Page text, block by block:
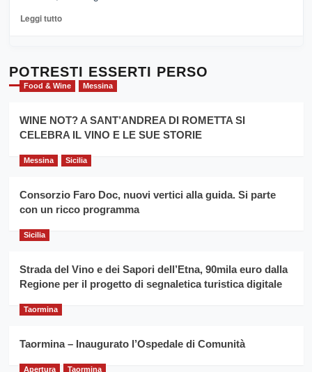
Sicilia
l’
evento
per
la
filiera
grano
Leggi tuttoLeggi
Cronoscalata
Giarre
Montesalice
per
il
anno
vince
Franco
Caruso
POTRESTI ESSERTI PERSO
Food & Wine Messina
WINE NOT? A SANT’ANDREA DI ROMETTA SI
CELEBRA IL VINO E LE SUE STORIE
Messina Sicilia
Consorzio Faro Doc, nuovi vertici alla guida. Si parte
con un ricco programma
Sicilia
Strada del Vino e dei Sapori dell’Etna, 90mila euro dalla
Regione per il progetto di segnaletica turistica digitale
Taormina
Taormina – Inaugurato l’Ospedale di Comunità
Apertura Taormina